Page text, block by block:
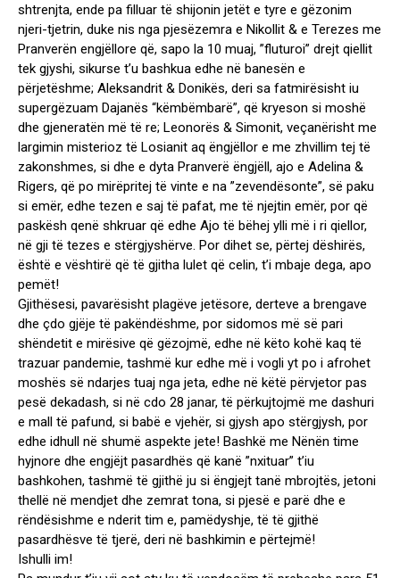
shtrenjta, ende pa filluar të shijonin jetët e tyre e gëzonim
njeri-tjetrin, duke nis nga pjesëzemra e Nikollit & e Terezes me
Pranverën engjëllore që, sapo la 10 muaj, ”fluturoi” drejt qiellit
tek gjyshi, sikurse t’u bashkua edhe në banesën e
përjetëshme; Aleksandrit & Donikës, deri sa fatmirësisht iu
supergëzuam Dajanës “këmbëmbarë”, që kryeson si moshë
dhe gjeneratën më të re; Leonorës & Simonit, veçanërisht me
largimin misterioz të Losianit aq ëngjëllor e me zhvillim tej të
zakonshmes, si dhe e dyta Pranverë ëngjëll, ajo e Adelina &
Rigers, që po mirëpritej të vinte e na ”zevendësonte”, së paku
si emër, edhe tezen e saj të pafat, me të njejtin emër, por që
paskësh qenë shkruar që edhe Ajo të bëhej ylli më i ri qiellor,
në gji të tezes e stërgjyshërve. Por dihet se, përtej dëshirës,
është e vështirë që të gjitha lulet që celin, t’i mbaje dega, apo
pemët!
Gjithësesi, pavarësisht plagëve jetësore, derteve a brengave
dhe çdo gjëje të pakëndëshme, por sidomos më së pari
shëndetit e mirësive që gëzojmë, edhe në këto kohë kaq të
trazuar pandemie, tashmë kur edhe më i vogli yt po i afrohet
moshës së ndarjes tuaj nga jeta, edhe në këtë përvjetor pas
pesë dekadash, si në cdo 28 janar, të përkujtojmë me dashuri
e mall të pafund, si babë e vjehër, si gjysh apo stërgjysh, por
edhe idhull në shumë aspekte jete! Bashkë me Nënën time
hyjnore dhe engjëjt pasardhës që kanë ”nxituar” t’iu
bashkohen, tashmë të gjithë ju si ëngjejt tanë mbrojtës, jetoni
thellë në mendjet dhe zemrat tona, si pjesë e parë dhe e
rëndësishme e nderit tim e, pamëdyshje, të të gjithë
pasardhësve të tjerë, deri në bashkimin e përtejmë!
Ishulli im!